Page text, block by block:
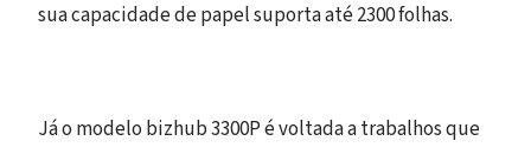
sua capacidade de papel suporta até 2300 folhas.
Já o modelo bizhub 3300P é voltada a trabalhos que